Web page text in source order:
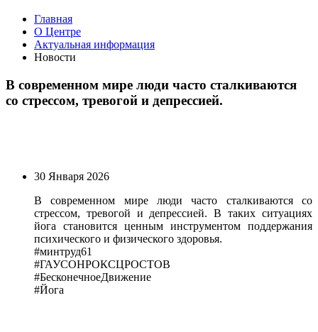
Главная
О Центре
Актуальная информация
Новости
В современном мире люди часто сталкиваются
со стрессом, тревогой и депрессией.
30 Января 2026
В современном мире люди часто сталкиваются со
стрессом, тревогой и депрессией. В таких ситуациях
йога становится ценным инструментом поддержания
психического и физического здоровья.
#минтруд61
#ГАУСОНРОКСЦРОСТОВ
#БесконечноеДвижение
#Йога